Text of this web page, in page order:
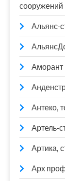
сооружений
Альянс-
Аморант
Антеко,
Артель-
Артика,
Арх